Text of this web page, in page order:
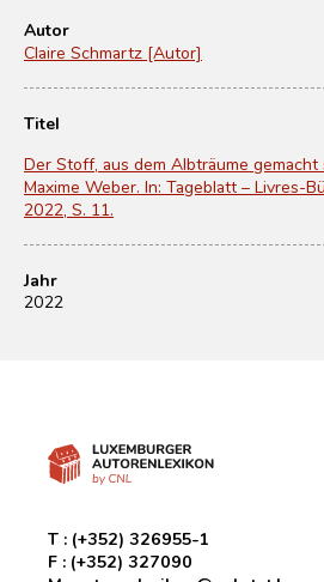
Autor
Claire Schmartz [Autor]
Titel
Der Stoff, aus dem Albträume gemacht
Maxime Weber. In: Tageblatt – Livres-
2022, S. 11.
Jahr
2022
T : (+352) 326955-1
F : (+352) 327090